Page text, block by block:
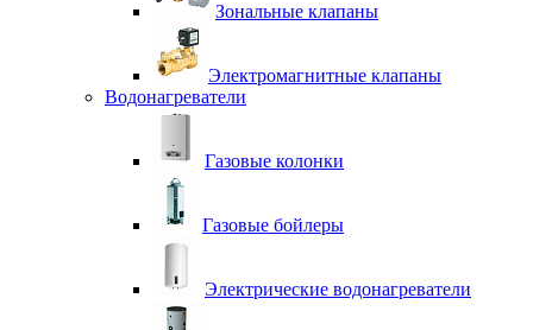
Зональные клапаны
Электромагнитные клапаны
Водонагреватели
Газовые колонки
Газовые бойлеры
Электрические водонагреватели